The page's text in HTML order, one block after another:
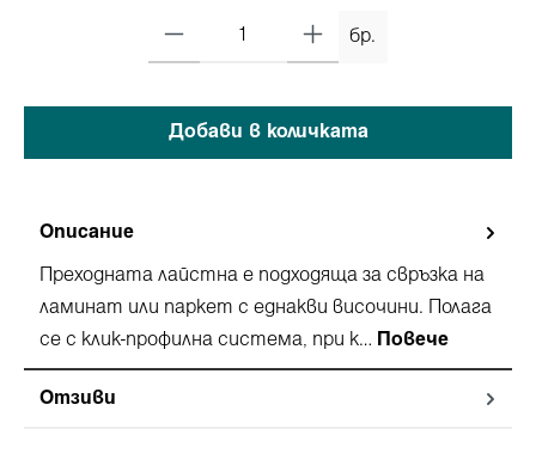
бр.
Добави в количката
Описание
Преходната лайстна e подходяща за свръзка на
ламинат или паркет с еднакви височини. Полага
се с клик-профилна система, при к… Повече
Отзиви